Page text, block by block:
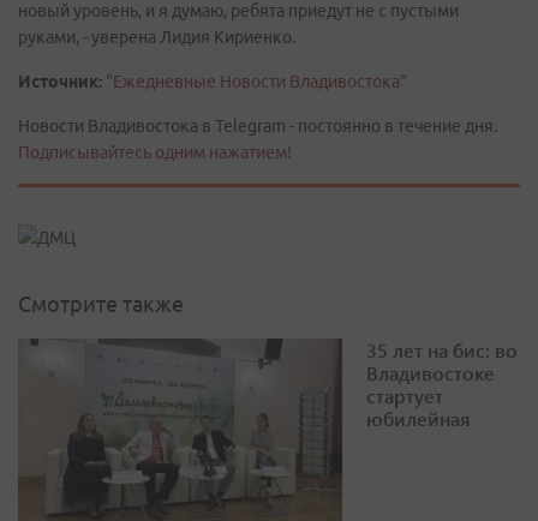
новый уровень, и я думаю, ребята приедут не с пустыми
руками, - уверена Лидия Кириенко.
Источник: "Ежедневные Новости Владивостока"
Новости Владивостока в Telegram - постоянно в течение дня.
Подписывайтесь одним нажатием!
Смотрите также
35 лет на бис: во
Владивостоке
стартует
юбилейная